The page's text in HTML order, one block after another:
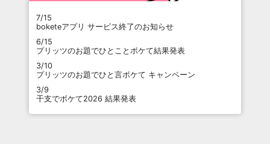
7/15
boketeアプリ サービス終了のお知らせ
6/15
プリッツのお題でひとことボケて結果発表
3/10
プリッツのお題でひと言ボケて キャンペーン
3/9
干支でボケて2026 結果発表